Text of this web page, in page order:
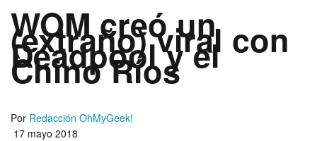
WOM creó un
(extraño) viral con
Deadpool y el
Chino Rí­os
Por Redacción OhMyGeek!
17 mayo 2018